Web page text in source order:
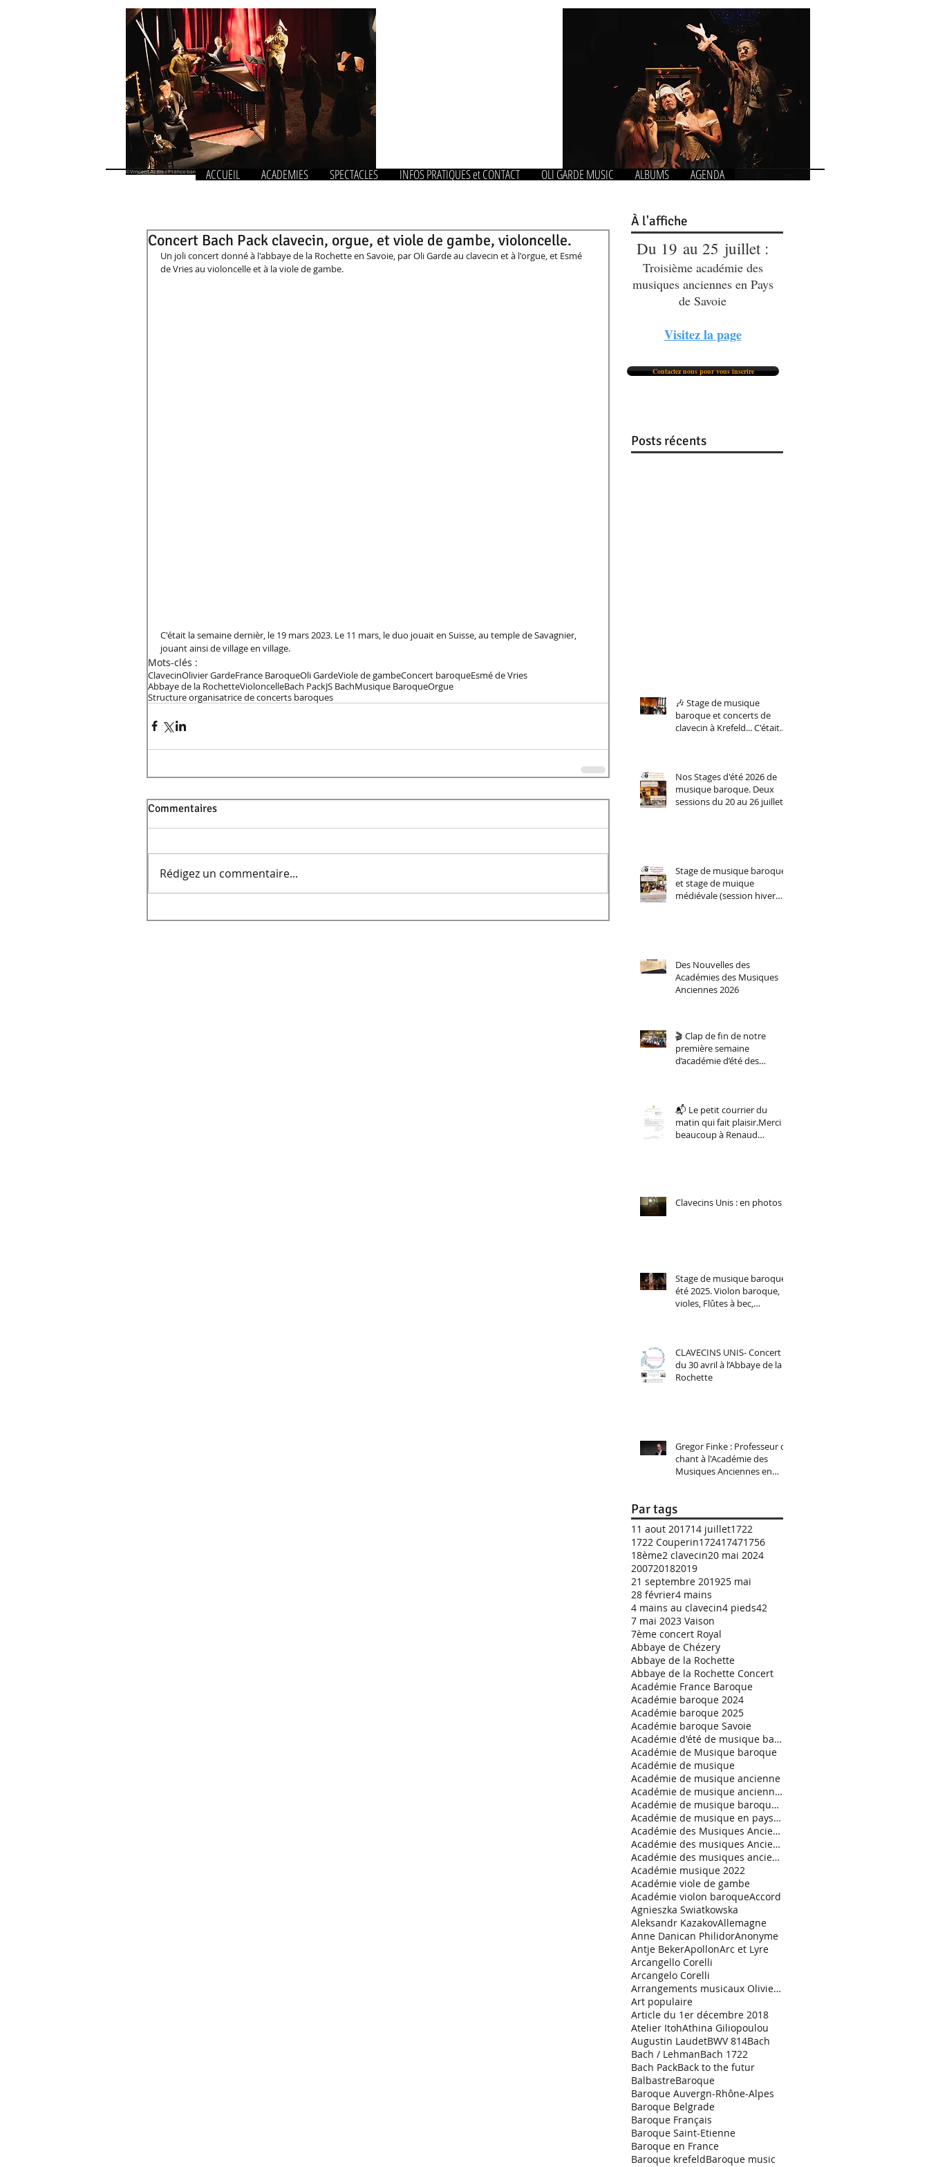
ACCUEIL ACADEMIES SPECTACLES INFOS PRATIQUES et CONTACT OLI GARDE MUSIC ALBUMS AGENDA
Concert Bach Pack clavecin, orgue, et viole de gambe, violoncelle.
Un joli concert donné à l'abbaye de la Rochette en Savoie, par Oli Garde au clavecin et à l'orgue, et Esmé
de Vries au violoncelle et à la viole de gambe.
C'était la semaine dernièr, le 19 mars 2023. Le 11 mars, le duo jouait en Suisse, au temple de Savagnier,
jouant ainsi de village en village.
Mots-clés :
ClavecinOlivier GardeFrance BaroqueOli GardeViole de gambeConcert baroqueEsmé de Vries
Abbaye de la RochetteVioloncelleBach PackJS BachMusique BaroqueOrgue
Structure organisatrice de concerts baroques
Commentaires
Rédigez un commentaire...
À l'affiche
Du 19 au 25 juillet :
Troisième académie des
musiques anciennes en Pays
de Savoie
Visitez la page
Contactez nous pour vous inscrire
Posts récents
🎶 Stage de musique
baroque et concerts de
clavecin à Krefeld... C'était
Nos Stages d'été 2026 de
musique baroque. Deux
sessions du 20 au 26 juillet
Stage de musique baroque
et stage de muique
médiévale (session hiver
Des Nouvelles des
Académies des Musiques
Anciennes 2026
🎬 Clap de fin de notre
première semaine
d’académie d’été des
📬 Le petit courrier du
matin qui fait plaisir.Merci
beaucoup à Renaud
Clavecins Unis : en photos
Stage de musique baroque,
été 2025. Violon baroque,
violes, Flûtes à bec,
CLAVECINS UNIS- Concert
du 30 avril à l’Abbaye de la
Rochette
Gregor Finke : Professeur de
chant à l'Académie des
Musiques Anciennes en
Par tags
11 aout 201714 juillet1722
1722 Couperin172417471756
18ème2 clavecin20 mai 2024
200720182019
21 septembre 201925 mai
28 février4 mains
4 mains au clavecin4 pieds42
7 mai 2023 Vaison
7ème concert Royal
Abbaye de Chézery
Abbaye de la Rochette
Abbaye de la Rochette Concert
Académie France Baroque
Académie baroque 2024
Académie baroque 2025
Académie baroque Savoie
Académie d'été de musique baroque
Académie de Musique baroque
Académie de musique
Académie de musique ancienne
Académie de musique ancienne en pays gessien
Académie de musique baroque 2021
Académie de musique en pays de Savoie
Académie des Musiques Anciennes en Pays de Savoie
Académie des musiques Anciennes
Académie des musiques anciennes en Pays de Savoie.
Académie musique 2022
Académie viole de gambe
Académie violon baroqueAccord
Agnieszka Swiatkowska
Aleksandr KazakovAllemagne
Anne Danican PhilidorAnonyme
Antje BekerApollonArc et Lyre
Arcangello Corelli
Arcangelo Corelli
Arrangements musicaux Olivier Garde
Art populaire
Article du 1er décembre 2018
Atelier ItohAthina Giliopoulou
Augustin LaudetBWV 814Bach
Bach / LehmanBach 1722
Bach PackBack to the futur
BalbastreBaroque
Baroque Auvergn-Rhône-Alpes
Baroque Belgrade
Baroque Français
Baroque Saint-Etienne
Baroque en France
Baroque krefeldBaroque music